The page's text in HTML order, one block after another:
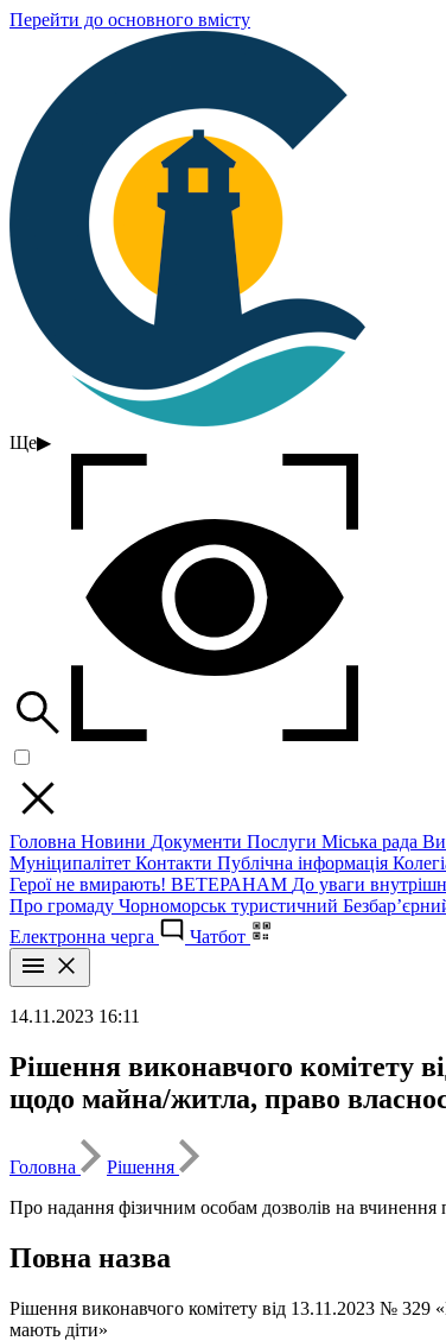
Перейти до основного вмісту
Ще▶
Головна Новини Документи Послуги Міська рада
Муніципалітет Контакти Публічна інформація
Герої не вмирають! ВЕТЕРАНАМ До уваги
Про громаду Чорноморськ туристичний
Електронна черга
Чатбот
14.11.2023 16:11
Рішення виконавчого комітету
щодо майна/житла, право
Головна
Рішення
Про надання фізичним особам дозволів на
Повна назва
Рішення виконавчого комітету від 13.11.2023 №
мають діти»